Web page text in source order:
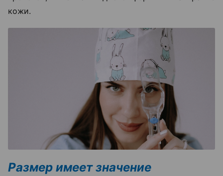
кожи.
Размер имеет значение